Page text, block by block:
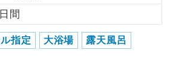
間
指定 大浴場 露天風呂
ご紹介するホテルを指定したコースで
す。